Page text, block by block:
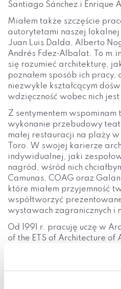
Santiago Sánchez i Enrique
Miałem także szczęście
autorytetami naszej
Juan Luis Dalda, Alberto
Andrés Fdez‐Albalat. To
się rozumieć architekturę,
poznałem sposób ich pracy,
niezwykle kształcącym
wdzięczność wobec nich
Z sentymentem
wykonanie przebudowy
małej restauracji na plaży
Toro. W swojej karierze
indywidualnej, jaki
nagród, wśród nich
Camunas, COAG oraz
które miałem przyjemność
współtworzyć
wystawach zagranicznych i
Od 1991 r. pracuję uczę w
of the ETS of Architecture of
rokiem 2005 a 2011
dyrektora, a obecnie